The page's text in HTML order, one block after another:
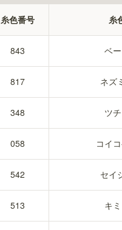
糸色番号 糸
843 ベ
817 ネズ
348 ツ
058 コイ
542 セイ
513 キ